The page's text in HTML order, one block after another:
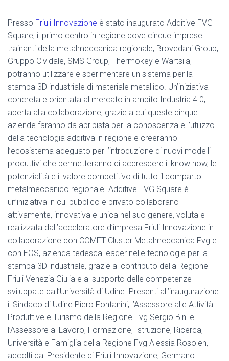
Presso Friuli Innovazione è stato inaugurato Additive FVG
Square, il primo centro in regione dove cinque imprese
trainanti della metalmeccanica regionale, Brovedani Group,
Gruppo Cividale, SMS Group, Thermokey e Wärtsilä,
potranno utilizzare e sperimentare un sistema per la
stampa 3D industriale di materiale metallico. Un’iniziativa
concreta e orientata al mercato in ambito Industria 4.0,
aperta alla collaborazione, grazie a cui queste cinque
aziende faranno da apripista per la conoscenza e l’utilizzo
della tecnologia additiva in regione e creeranno
l’ecosistema adeguato per l’introduzione di nuovi modelli
produttivi che permetteranno di accrescere il know how, le
potenzialità e il valore competitivo di tutto il comparto
metalmeccanico regionale. Additive FVG Square è
un’iniziativa in cui pubblico e privato collaborano
attivamente, innovativa e unica nel suo genere, voluta e
realizzata dall’acceleratore d’impresa Friuli Innovazione in
collaborazione con COMET Cluster Metalmeccanica Fvg e
con EOS, azienda tedesca leader nelle tecnologie per la
stampa 3D industriale, grazie al contributo della Regione
Friuli Venezia Giulia e al supporto delle competenze
sviluppate dall’Università di Udine. Presenti all’inaugurazione
il Sindaco di Udine Piero Fontanini, l’Assessore alle Attività
Produttive e Turismo della Regione Fvg Sergio Bini e
l’Assessore al Lavoro, Formazione, Istruzione, Ricerca,
Università e Famiglia della Regione Fvg Alessia Rosolen,
accolti dal Presidente di Friuli Innovazione, Germano